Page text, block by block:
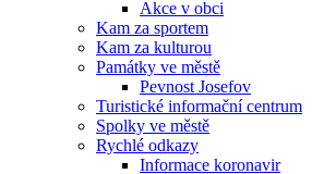
Akce v obci
Kam za sportem
Kam za kulturou
Památky ve městě
Pevnost Josefov
Turistické informační centrum
Spolky ve městě
Rychlé odkazy
Informace koronavir